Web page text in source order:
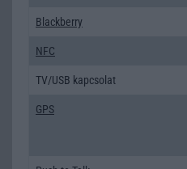
Blackberry
NFC
TV/USB kapcsolat
GPS